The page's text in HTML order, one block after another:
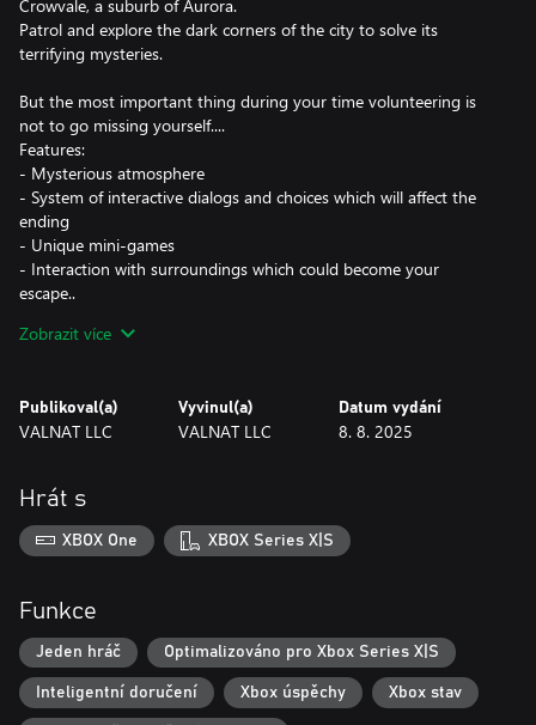
Crowvale, a suburb of Aurora.
Patrol and explore the dark corners of the city to solve its
terrifying mysteries.
But the most important thing during your time volunteering is
not to go missing yourself....
Features:
- Mysterious atmosphere
- System of interactive dialogs and choices which will affect the
ending
- Unique mini-games
- Interaction with surroundings which could become your
escape..
Get ready for a thrilling psychological horror where one wrong
Zobrazit více
Publikoval(a)
VALNAT LLC
Vyvinul(a)
VALNAT LLC
Datum vydání
8. 8. 2025
Hrát s
XBOX One XBOX Series X|S
Funkce
Jeden hráč Optimalizováno pro Xbox Series X|S
Inteligentní doručení Xbox úspěchy Xbox stav